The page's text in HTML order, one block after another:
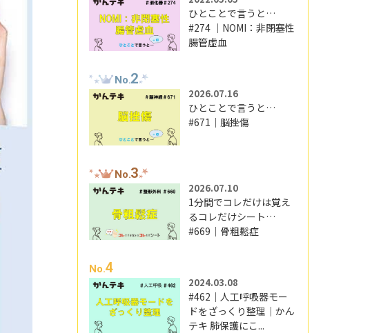
ひとことで言うと…
#274 ｜NOMI：非閉塞性
腸管虚血
No.2
2026.07.16
ひとことで言うと…
#671｜脳挫傷
No.3
2026.07.10
1分間でコレだけは覚え
るコレだけシート…
#669｜骨粗鬆症
No.4
2024.03.08
#462｜人工呼吸器モー
ドをざっくり整理｜かん
テキ 肺保護にこ...